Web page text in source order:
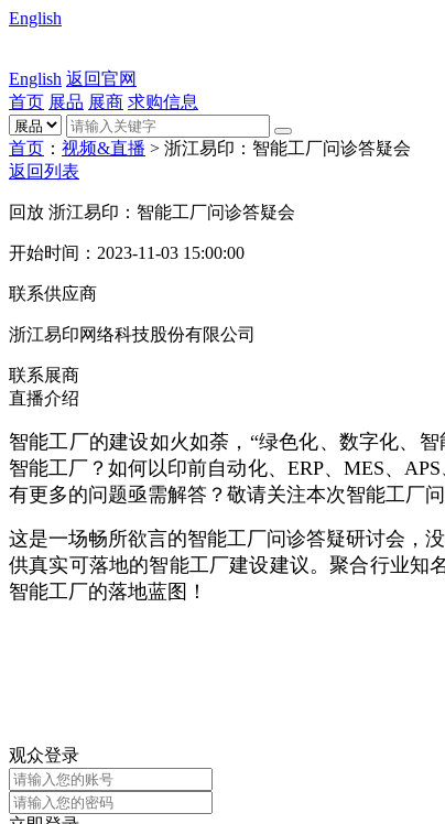
English
English 返回官网
首页 展品 展商 求购信息
首页 ： 视频&直播 > 浙江易印：智能工厂问诊答疑会
返回列表
回放 浙江易印：智能工厂问诊答疑会
开始时间： 2023-11-03 15:00:00
联系供应商
浙江易印网络科技股份有限公司
联系展商
直播介绍
智能工厂的建设如火如荼，“绿色化、数字化、
智能工厂？如何以印前自动化、ERP、MES、
有更多的问题亟需解答？敬请关注本次智能工厂问
这是一场畅所欲言的智能工厂问诊答疑研讨会，
供真实可落地的智能工厂建设建议。聚合行业知
智能工厂的落地蓝图！
观众登录